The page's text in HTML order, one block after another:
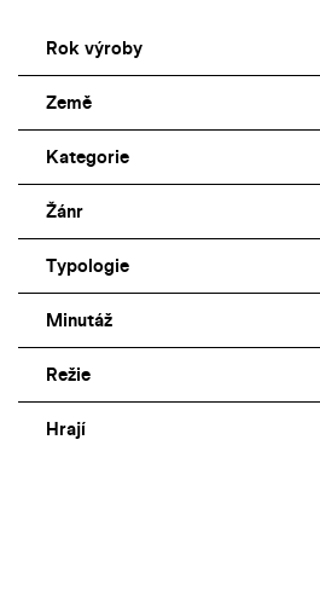
Rok výroby
Země
Kategorie
Žánr
Typologie
Minutáž
Režie
Hrají